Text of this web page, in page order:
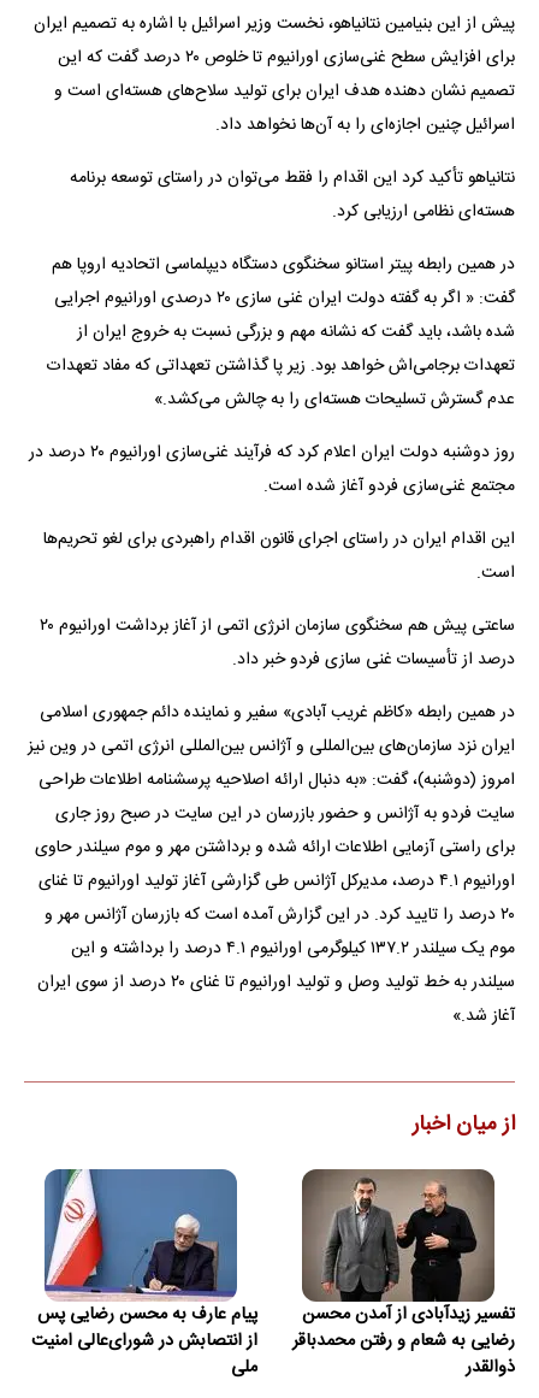
پیش از این بنیامین نتانیاهو، نخست وزیر اسرائیل با اشاره به تصمیم ایران
برای افزایش سطح غنی‌سازی اورانیوم تا خلوص ۲۰ درصد گفت که این
تصمیم نشان دهنده هدف ایران برای تولید سلاح‌های هسته‌ای است و
اسرائیل چنین اجازه‌ای را به آن‌ها نخواهد داد.
نتانیاهو تأکید کرد این اقدام را فقط می‌توان در راستای توسعه برنامه
هسته‌ای نظامی ارزیابی کرد.
در همین رابطه پیتر استانو سخنگوی دستگاه دیپلماسی اتحادیه اروپا هم
گفت: « اگر به گفته دولت ایران غنی سازی ۲۰ درصدی اورانیوم اجرایی
شده باشد، باید گفت که نشانه مهم و بزرگی نسبت به خروج ایران از
تعهدات برجامی‌اش خواهد بود. زیر پا گذاشتن تعهداتی که مفاد تعهدات
عدم گسترش تسلیحات هسته‌ای را به چالش می‌کشد.»
روز دوشنبه دولت ایران اعلام کرد که فرآیند غنی‌سازی اورانیوم ۲۰ درصد در
مجتمع غنی‌سازی فردو آغاز شده است.
این اقدام ایران در راستای اجرای قانون اقدام راهبردی برای لغو تحریم‌ها
است.
ساعتی پیش هم سخنگوی سازمان انرژی اتمی از آغاز برداشت اورانیوم ۲۰
درصد از تأسیسات غنی سازی فردو خبر داد.
در همین رابطه «کاظم غریب آبادی» سفیر و نماینده دائم جمهوری اسلامی
ایران نزد سازمان‌های بین‌المللی و آژانس بین‌المللی انرژی اتمی در وین نیز
امروز (دوشنبه)، گفت: «به دنبال ارائه اصلاحیه پرسشنامه اطلاعات طراحی
سایت فردو به آژانس و حضور بازرسان در این سایت در صبح روز جاری
برای راستی آزمایی اطلاعات ارائه شده و برداشتن مهر و موم سیلندر حاوی
اورانیوم ۴.۱ درصد، مدیرکل آژانس طی گزارشی آغاز تولید اورانیوم تا غنای
۲۰ درصد را تایید کرد. در این گزارش آمده است که بازرسان آژانس مهر و
موم یک سیلندر ۱۳۷.۲ کیلوگرمی اورانیوم ۴.۱ درصد را برداشته و این
سیلندر به خط تولید وصل و تولید اورانیوم تا غنای ۲۰ درصد از سوی ایران
آغاز شد.»
از میان اخبار
تفسیر زیدآبادی از آمدن محسن
رضایی به شعام و رفتن محمدباقر
ذوالقدر
پیام عارف به محسن رضایی پس
از انتصابش در شورای‌عالی امنیت
ملی